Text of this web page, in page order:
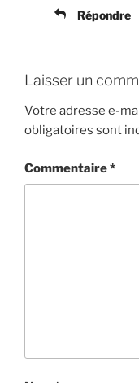
Répondre
Laisser un
Votre adresse e-
obligatoires sont
Commentaire*